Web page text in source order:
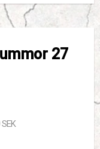
27